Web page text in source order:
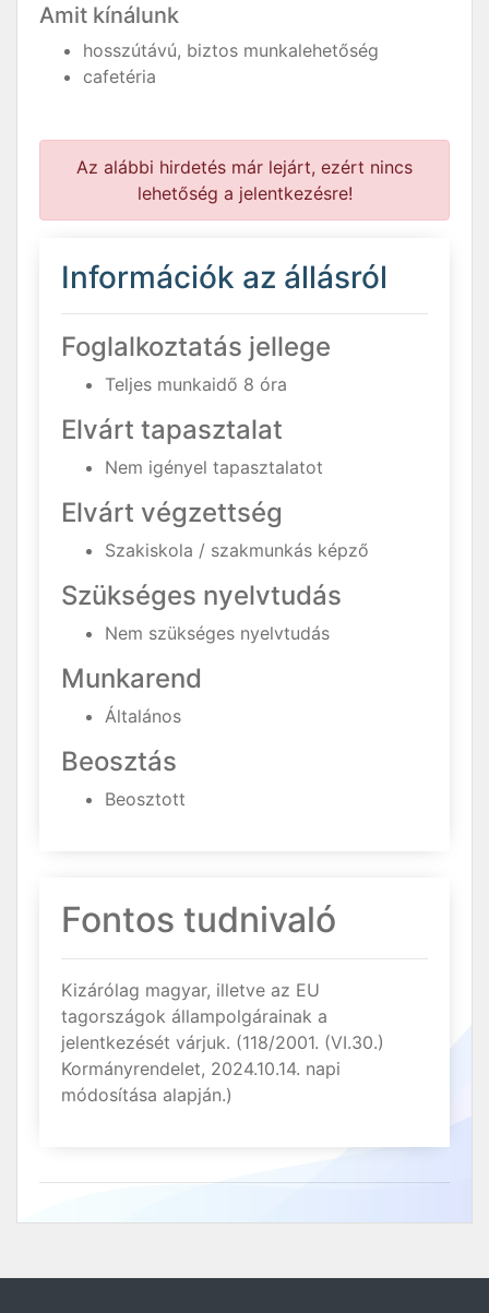
Amit kínálunk
hosszútávú, biztos munkalehetőség
cafetéria
Az alábbi hirdetés már lejárt, ezért nincs
lehetőség a jelentkezésre!
Információk az állásról
Foglalkoztatás jellege
Teljes munkaidő 8 óra
Elvárt tapasztalat
Nem igényel tapasztalatot
Elvárt végzettség
Szakiskola / szakmunkás képző
Szükséges nyelvtudás
Nem szükséges nyelvtudás
Munkarend
Általános
Beosztás
Beosztott
Fontos tudnivaló
Kizárólag magyar, illetve az EU
tagországok állampolgárainak a
jelentkezését várjuk. (118/2001. (VI.30.)
Kormányrendelet, 2024.10.14. napi
módosítása alapján.)